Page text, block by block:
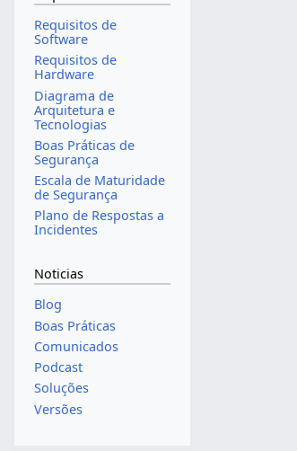
Requisitos de
Software
Requisitos de
Hardware
Diagrama de
Arquitetura e
Tecnologias
Boas Práticas de
Segurança
Escala de Maturidade
de Segurança
Plano de Respostas a
Incidentes
Noticias
Blog
Boas Práticas
Comunicados
Podcast
Soluções
Versões